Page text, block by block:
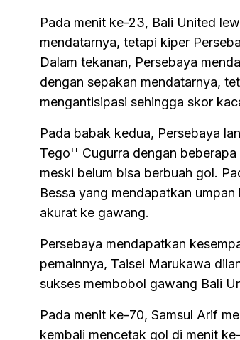
Pada menit ke-23, Bali United
mendatarnya, tetapi kiper
Dalam tekanan, Persebaya
dengan sepakan mendatarnya,
mengantisipasi sehingga skor
Pada babak kedua, Persebaya
Tego'' Cugurra dengan
meski belum bisa berbuah gol.
Bessa yang mendapatkan
akurat ke gawang.
Persebaya mendapatkan
pemainnya, Taisei Marukawa
sukses membobol gawang Bali
Pada menit ke-70, Samsul Arif
kembali mencetak gol di menit